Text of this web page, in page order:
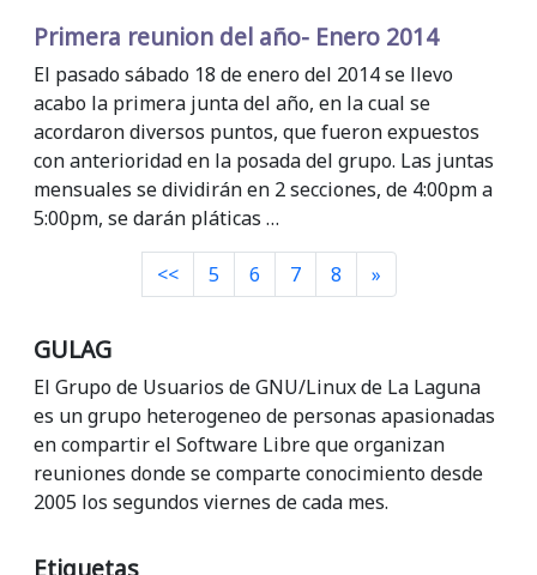
Primera reunion del año- Enero 2014
El pasado sábado 18 de enero del 2014 se llevo
acabo la primera junta del año, en la cual se
acordaron diversos puntos, que fueron expuestos
con anterioridad en la posada del grupo. Las juntas
mensuales se dividirán en 2 secciones, de 4:00pm a
5:00pm, se darán pláticas …
<< 5 6 7 8 »Siguiente
GULAG
El Grupo de Usuarios de GNU/Linux de La Laguna
es un grupo heterogeneo de personas apasionadas
en compartir el Software Libre que organizan
reuniones donde se comparte conocimiento desde
2005 los segundos viernes de cada mes.
Etiquetas